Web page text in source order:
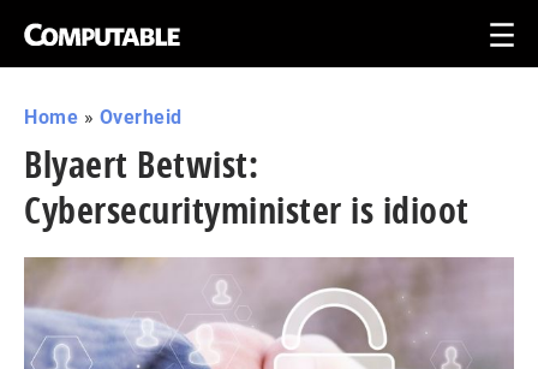
Home » Overheid
Blyaert Betwist:
Cybersecurityminister is idioot